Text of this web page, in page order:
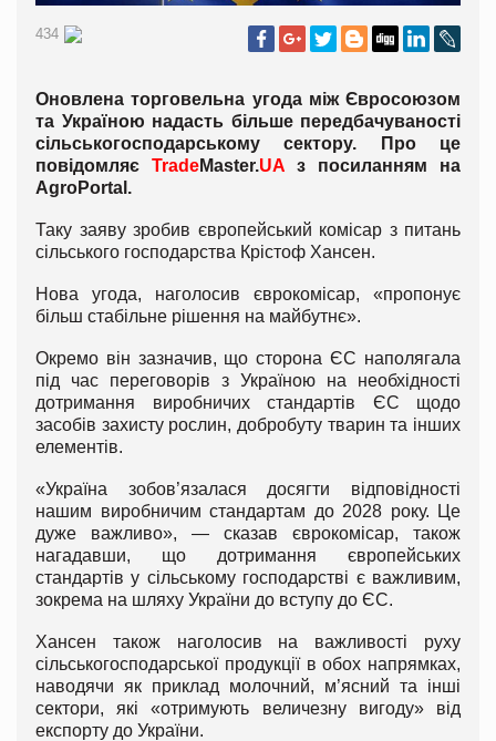
434
Оновлена торговельна угода між Євросоюзом
та Україною надасть більше передбачуваності
сільськогосподарському сектору. Про це
повідомляє TradeMaster.UA з посиланням на
AgroPortal.
Таку заяву зробив європейський комісар з питань
сільського господарства Крістоф Хансен.
Нова угода, наголосив єврокомісар, «пропонує
більш стабільне рішення на майбутнє».
Окремо він зазначив, що сторона ЄС наполягала
під час переговорів з Україною на необхідності
дотримання виробничих стандартів ЄС щодо
засобів захисту рослин, добробуту тварин та інших
елементів.
«Україна зобов’язалася досягти відповідності
нашим виробничим стандартам до 2028 року. Це
дуже важливо», — сказав єврокомісар, також
нагадавши, що дотримання європейських
стандартів у сільському господарстві є важливим,
зокрема на шляху України до вступу до ЄС.
Хансен також наголосив на важливості руху
сільськогосподарської продукції в обох напрямках,
наводячи як приклад молочний, м’ясний та інші
сектори, які «отримують величезну вигоду» від
експорту до України.